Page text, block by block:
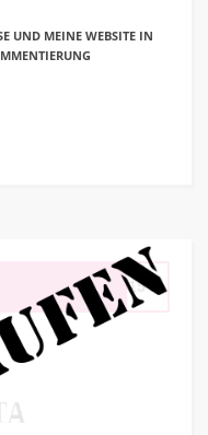
UND MEINE WEBSITE IN
al15